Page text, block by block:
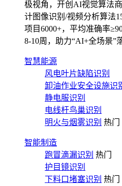
极视角，开创AI视觉算法
计图像识别/视频分析算法
项目6000+，平均准确率
8-10周，助力“AI+全场景”
智慧能源
风电叶片缺陷识别
卸油作业安全设施识
静电服识别
电线杆鸟巢识别
明火与烟雾识别 热门
智能制造
跑冒滴漏识别 热门
护目镜识别
下料口堵塞识别 热门